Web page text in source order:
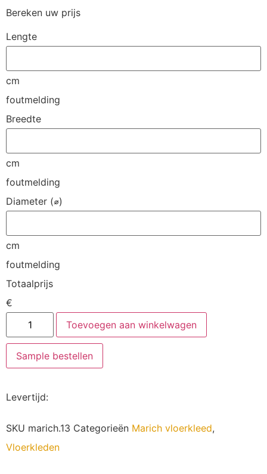
Bereken uw prijs
Lengte
cm
foutmelding
Breedte
cm
foutmelding
Diameter (⌀)
cm
foutmelding
Totaalprijs
€
Toevoegen aan winkelwagen
Sample bestellen
Levertijd:
SKU marich.13 Categorieën Marich vloerkleed,
Vloerkleden